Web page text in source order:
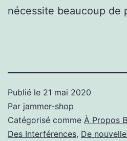
nécessite beaucoup de
Publié le 21 mai 2020
Par jammer-shop
Catégorisé comme À Propos
Des Interférences, De